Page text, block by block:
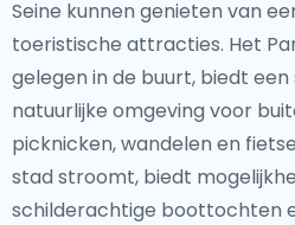
Seine kunnen genieten van
toeristische attracties. Het
gelegen in de buurt, biedt
natuurlijke omgeving voor
picknicken, wandelen en
stad stroomt, biedt
schilderachtige boottochten